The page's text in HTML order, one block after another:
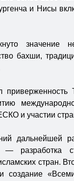
и Нисы
значение
бахши,
приверженность
и участии
дальнейшей
— разработка
стран.
создание